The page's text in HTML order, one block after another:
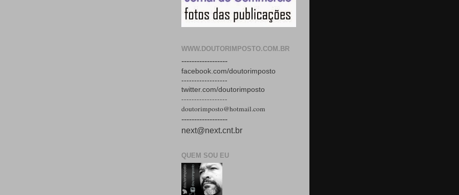
WWW.DOUTORIMPOSTO.COM.BR
------------------
facebook.com/doutorimposto
------------------
twitter.com/doutorimposto
------------------
doutorimposto@hotmail.com
------------------
next@next.cnt.br
QUEM SOU EU